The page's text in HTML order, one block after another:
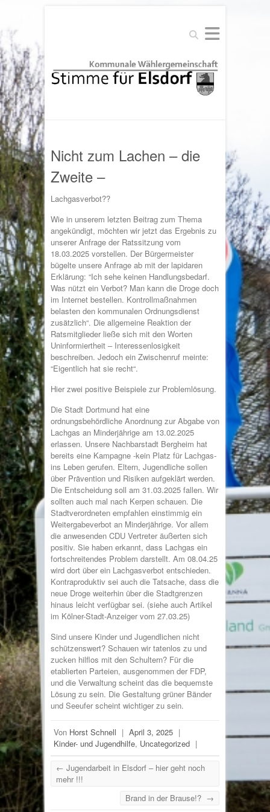
Suchen
Nicht zum Lachen – die
Zweite –
Lachgasverbot??
Wie in unserem letzten Beitrag zum Thema
angekündigt, möchten wir jetzt das Ergebnis zu
unserer Anfrage der Ratssitzung vom
18.03.2025 vorstellen. Der Bürgermeister
bügelte unsere Anfrage ab mit der lapidaren
Erklärung: “Ich sehe keinen Handlungsbedarf.
Was nützt ein Verbot? Man kann die Droge doch
im Internet bestellen. Kontrollmaßnahmen
belasten den kommunalen Ordnungsdienst
zusätzlich“. Die allgemeine Reaktion der
Ratsmitglieder ließe sich mit den Worten
Uninformiertheit – Interessenlosigkeit
beschreiben. Jedoch ein Zwischenruf meinte:
“Eigentlich hat sie recht“.
Hier zwei positive Beispiele zur Problemlösung.
Die Stadt Dortmund hat eine
ordnungsbehördliche Anordnung zur Abgabe von
Lachgas an Minderjährige am 13.02.2025
erlassen. Unsere Nachbarstadt Bergheim hat
bereits eine Kampagne -kein Platz für Lachgas-
ins Leben gerufen. Eltern, Jugendliche sollen
über Prävention und Risiken aufgeklärt werden.
Die Entscheidung soll am 31.03.2025 fallen. Wir
sollten auch mal nach Kerpen schauen. Die
Stadtverordneten empfahlen einstimmig ein
Weitergabeverbot an Minderjährige. Vor allem
die anwesenden CDU Vertreter äußerten sich
positiv. Sie haben erkannt, dass Lachgas ein
fortschreitendes Problem darstellt. Am 08.04.25
wird dort über ein Lachgasverbot entschieden.
Kontraproduktiv sei auch die Tatsache, dass die
neue Droge weiterhin über die Stadtgrenzen
hinaus leicht verfügbar sei. (siehe auch Artikel
im Kölner-Stadt-Anzeiger vom 27.03.25)
Sind unsere Kinder und Jugendlichen nicht
schützenswert? Schauen wir tatenlos zu und
zucken hilflos mit den Schultern? Für die
etablierten Parteien, ausgenommen der FDP,
und die Verwaltung scheint das die bequemste
Lösung zu sein. Die Gestaltung grüner Bänder
und Seeufer scheint wichtiger zu sein.
Von Horst Schnell | April 3, 2025 |
Kinder- und Jugendhilfe, Uncategorized |
← Jugendarbeit in Elsdorf – hier geht noch
mehr !!!
Brand in der Brause!? →